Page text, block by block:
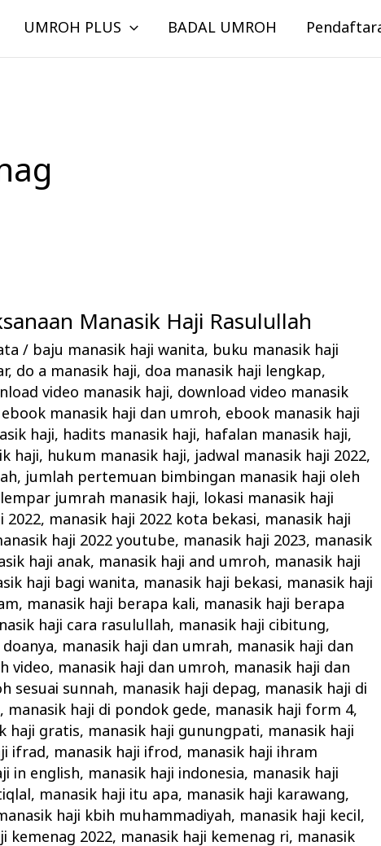
UMROH PLUS BADAL UMROH
Manasik Haji Rasulullah
/ baju manasik haji wanita, buku manasik haji
, do a manasik haji, doa manasik haji lengkap,
video manasik haji, download video manasik
ebook manasik haji dan umroh, ebook manasik haji
haji, hadits manasik haji, hafalan manasik haji,
haji, hukum manasik haji, jadwal manasik haji 2022,
, jumlah pertemuan bimbingan manasik haji oleh
lempar jumrah manasik haji, lokasi manasik haji
2022, manasik haji 2022 kota bekasi, manasik haji
haji 2022 youtube, manasik haji 2023, manasik
haji anak, manasik haji and umroh, manasik haji
haji bagi wanita, manasik haji bekasi, manasik haji
, manasik haji berapa kali, manasik haji berapa
haji cara rasulullah, manasik haji cibitung,
, manasik haji dan umrah, manasik haji dan
video, manasik haji dan umroh, manasik haji dan
sesuai sunnah, manasik haji depag, manasik haji di
, manasik haji di pondok gede, manasik haji form 4,
haji gratis, manasik haji gunungpati, manasik haji
ifrad, manasik haji ifrod, manasik haji ihram
in english, manasik haji indonesia, manasik haji
, manasik haji itu apa, manasik haji karawang,
haji kbih muhammadiyah, manasik haji kecil,
kemenag 2022, manasik haji kemenag ri, manasik